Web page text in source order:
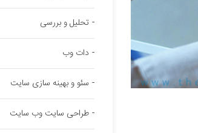
تحلیل و بررسی
دات وب
سئو و بهینه سازی سایت
طراحی سایت وب سایت